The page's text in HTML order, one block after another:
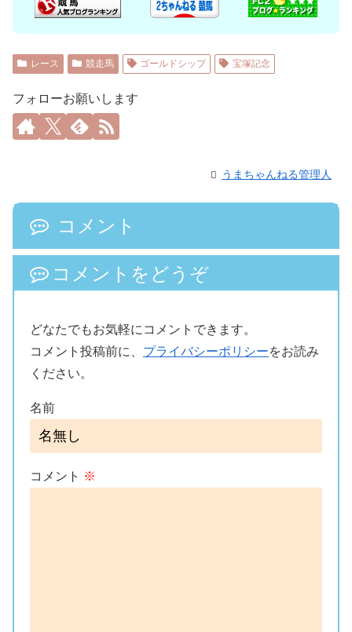
レース 競走馬 ゴールドシップ 宝塚記念
フォローお願いします
うまちゃんねる管理人
コメント
コメントをどうぞ
どなたでもお気軽にコメントできます。
コメント投稿前に、 プライバシーポリシーをお読み
ください。
名前
コメント ※